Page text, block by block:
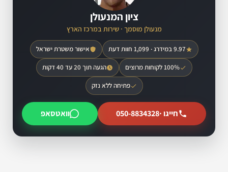
ציון המנעולן
מנעולן מוסמך · שירות במרכז הארץ
9.97 במידרג · 1,099 חוות דעת אישור משטרת ישראל
100% לקוחות מרוצים הגעה תוך 20 עד 40 דקות
פתיחה ללא נזק
חייגו ·050-8834328 וואטסאפ